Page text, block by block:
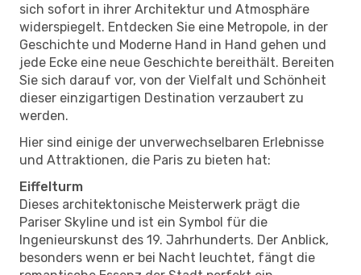
sich sofort in ihrer Architektur und Atmosphäre
widerspiegelt. Entdecken Sie eine Metropole, in der
Geschichte und Moderne Hand in Hand gehen und
jede Ecke eine neue Geschichte bereithält. Bereiten
Sie sich darauf vor, von der Vielfalt und Schönheit
dieser einzigartigen Destination verzaubert zu
werden.
Hier sind einige der unverwechselbaren Erlebnisse
und Attraktionen, die Paris zu bieten hat:
Eiffelturm
Dieses architektonische Meisterwerk prägt die
Pariser Skyline und ist ein Symbol für die
Ingenieurskunst des 19. Jahrhunderts. Der Anblick,
besonders wenn er bei Nacht leuchtet, fängt die